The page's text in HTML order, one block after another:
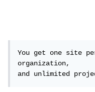
You get one site
organization,
and unlimited